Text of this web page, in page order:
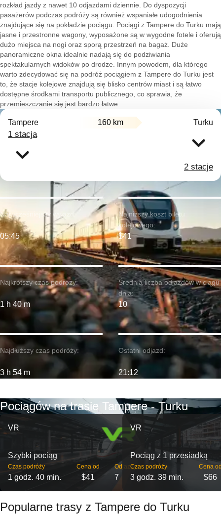
rozkład jazdy z nawet 10 odjazdami dziennie. Do dyspozycji
pasażerów podczas podróży są również wspaniałe udogodnienia
znajdujące się na pokładzie pociągu. Pociągi z Tampere do Turku mają
jasne i przestronne wagony, wyposażone są w wygodne fotele i oferują
dużo miejsca na nogi oraz sporą przestrzeń na bagaż. Duże
panoramiczne okna idealnie nadają się do podziwiania
spektakularnych widoków po drodze. Innym powodem, dla którego
warto zdecydować się na podróż pociągiem z Tampere do Turku jest
to, że stacje kolejowe znajdują się blisko centrów miast i są łatwo
dostępne środkami transportu publicznego, co sprawia, że
przemieszczanie się jest bardzo łatwe.
Tampere 160 km Turku
1 stacja
2 stacje
Najkrótszy czas podróży:
1 h 40 m
Najwcześniejszy wyjazd:
05:45
Najdłuższy czas podróży:
3 h 54 m
Najniższy koszt biletu
kolejowego:
$41
Średnia liczba odjazdów w ciągu
dnia:
10
Ostatni odjazd:
21:12
Pociągów na trasie Tampere - Turku
VR
Szybki pociąg
Czas podróży
1 godz. 40 min.
Cena od
$41
Odjazdy
7
VR
Pociąg z 1 przesiadką
Czas podróży
3 godz. 39 min.
Cena
$66
Popularne trasy z Tampere do Turku